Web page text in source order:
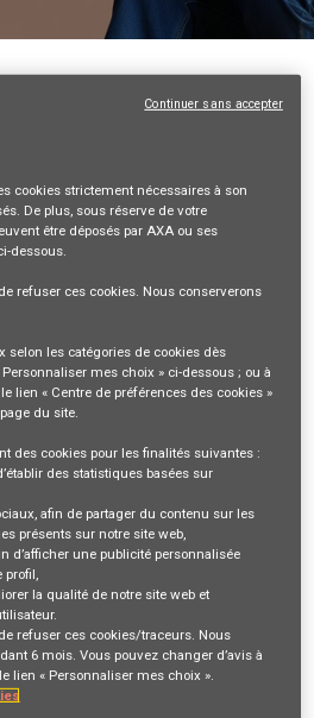
mail_outline
correspondant à cette recherche
ou S'inscrire
MISSIONS
et goût du
souhaitez exercer unmétier salarié
grandeautonomie? Venez le faire
cookies strictement nécessaires à son
De plus, sous réserve de votre
être déposés par AXA ou ses
dessous.
refuser ces cookies. Nous conserverons
selon les catégories de cookies dès
mes choix » ci-dessous ; ou à
lien « Centre de préférences des cookies »
du site.
des cookies pour les finalités suivantes :
des statistiques basées sur
, afin de partager du contenu sur les
présents sur notre site web,
d’afficher une publicité personnalisée
profil,
la qualité de notre site web et
refuser ces cookies/traceurs. Nous
6 mois. Vous pouvez changer d’avis à
lien « Personnaliser mes choix ».
Continuer sans accepter